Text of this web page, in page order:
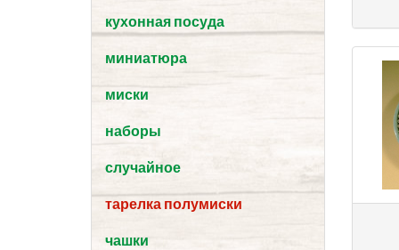
кухонная посуда
миниатюра
миски
наборы
случайное
тарелка полумиски
чашки